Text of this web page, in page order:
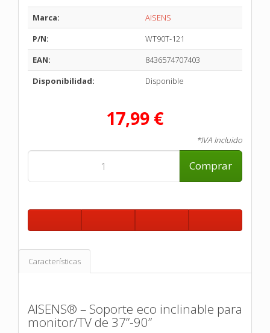
Marca:
AISENS
P/N:
WT90T-121
EAN:
8436574707403
Disponibilidad:
Disponible
17,99 €
*IVA Incluido
Comprar
Características
AISENS® – Soporte eco inclinable para
monitor/TV de 37”-90”